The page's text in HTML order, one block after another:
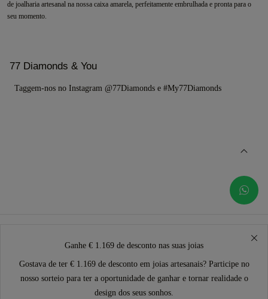
de joalharia artesanal na nossa caixa amarela, perfeitamente embrulhada e pronta para o
seu momento.
77 Diamonds & You
Taggem-nos no Instagram @77Diamonds e #My77Diamonds
Ganhe € 1.169 de desconto nas suas joias
Gostava de ter € 1.169 de desconto em joias artesanais? Participe no
nosso sorteio para ter a oportunidade de ganhar e tornar realidade o
design dos seus sonhos.